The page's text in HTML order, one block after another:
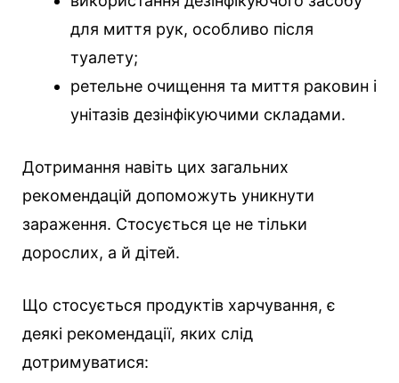
для миття рук, особливо після
туалету;
ретельне очищення та миття раковин і
унітазів дезінфікуючими складами.
Дотримання навіть цих загальних
рекомендацій допоможуть уникнути
зараження. Стосується це не тільки
дорослих, а й дітей.
Що стосується продуктів харчування, є
деякі рекомендації, яких слід
дотримуватися: